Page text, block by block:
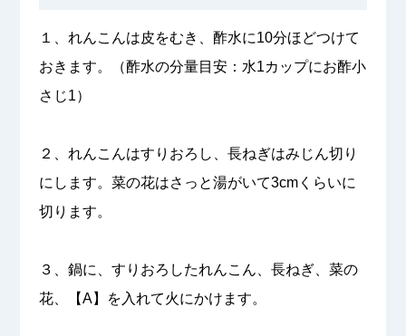
１、れんこんは皮をむき、酢水に10分ほどつけて
おきます。（酢水の分量目安：水1カップにお酢小
さじ1）
２、れんこんはすりおろし、長ねぎはみじん切り
にします。菜の花はさっと湯がいて3cmくらいに
切ります。
３、鍋に、すりおろしたれんこん、長ねぎ、菜の
花、【A】を入れて火にかけます。